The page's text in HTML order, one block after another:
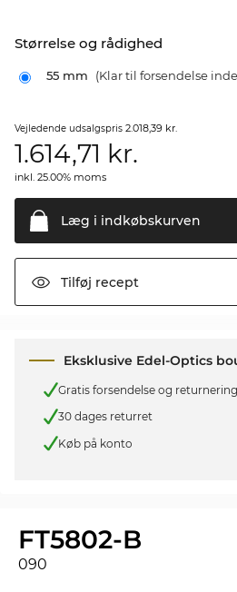
Størrelse og rådighed
55 mm (Klar til forsendelse
Vejledende udsalgspris 2.018,39 kr.
1.614,71 kr.
inkl. 25.00% moms
Læg i indkøbskurven
Tilføj recept
Eksklusive Edel-Optics
Gratis forsendelse og returnering
30 dages returret
Køb på konto
FT5802-B
090